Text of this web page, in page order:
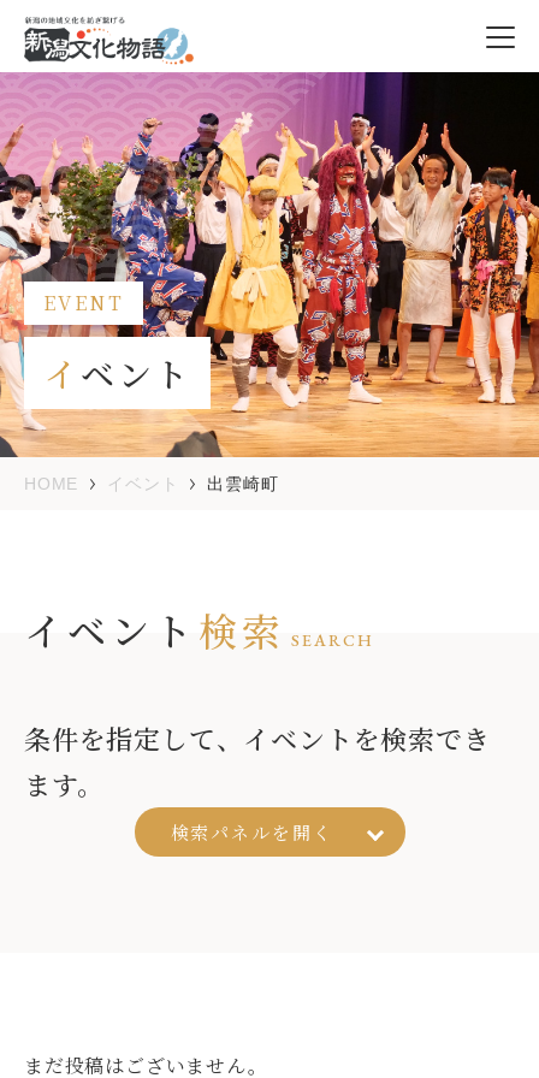
EVENT
イベント
HOME イベント 出雲崎町
イベント 検索 SEARCH
条件を指定して、イベントを検索でき
ます。
検索パネルを 開く
まだ投稿はございません。